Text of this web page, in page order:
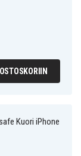
Kuori iPhone